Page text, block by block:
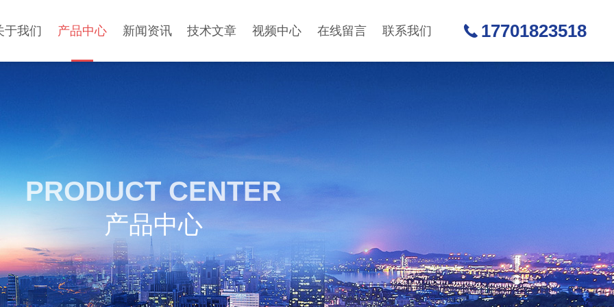
于我们 产品中心 新闻资讯 技术文章 视频中心 在线留言 联系我们 17701823518
PRODUCT CENTER
产品中心